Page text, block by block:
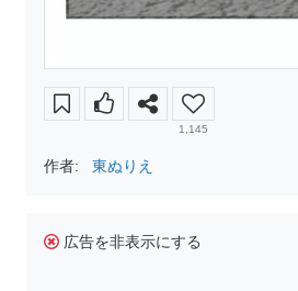
1,145
作者: 東ぬりえ
広告を非表示にする